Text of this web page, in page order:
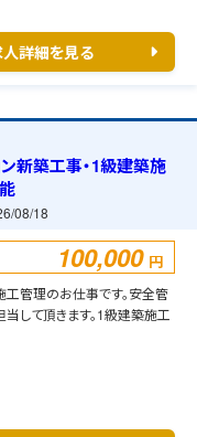
詳細を見る
新築工事・1級建築施
08/18
100,000 円
管理のお仕事です。安全管
して頂きます。1級建築施工